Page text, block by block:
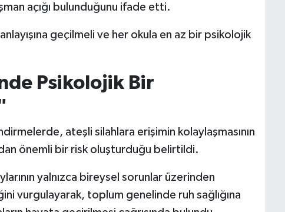
açığı bulunduğunu ifade etti.
geçilmeli ve her okula en az bir psikolojik
Psikolojik Bir
ateşli silahlara erişimin kolaylaşmasının
önemli bir risk oluşturduğu belirtildi.
yalnızca bireysel sorunlar üzerinden
vurgulayarak, toplum genelinde ruh sağlığına